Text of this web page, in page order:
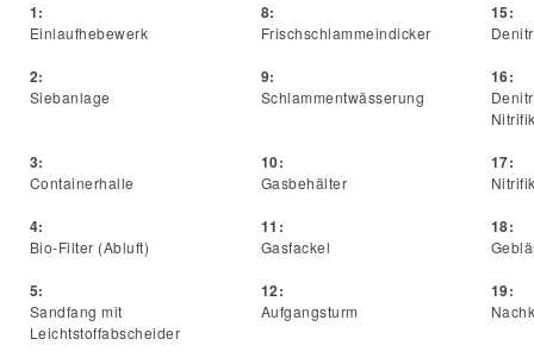
1:
Einlaufhebewerk
8:
Frischschlammeindicker
15:
2:
Siebanlage
9:
Schlammentwässerung
16:
3:
Containerhalle
10:
Gasbehälter
17:
4:
Bio-Filter (Abluft)
11:
Gasfackel
18:
5:
Sandfang mit
Leichtstoffabscheider
12:
Aufgangsturm
19: